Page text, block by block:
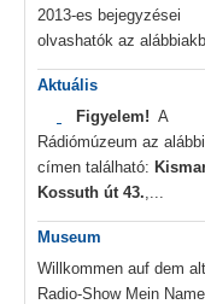
2013-es bejegyzései
olvashatók az
Aktuális
Figyelem! A
Rádiómúzeum az alábbi
címen található:
Kossuth út 43.,...
Museum
Willkommen auf dem
Radio-Show Mein